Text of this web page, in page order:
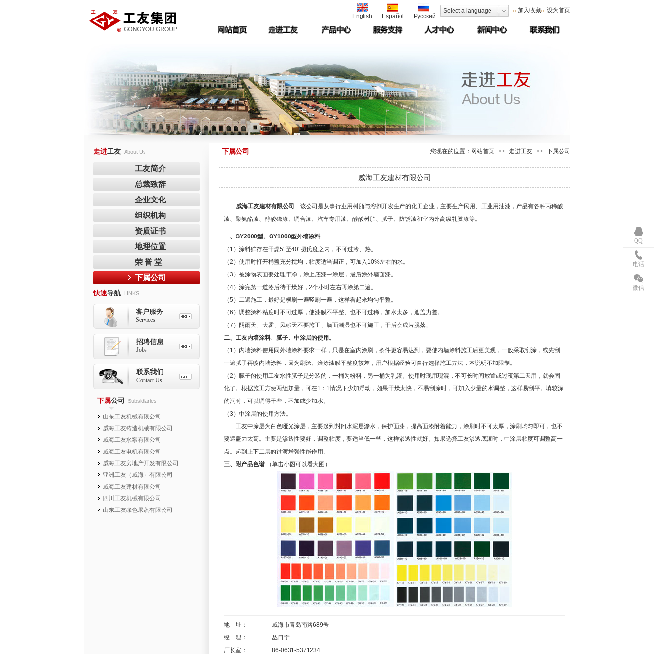
English Español Русский
Select a language 加入收藏 设为首页
走进工友 About Us
工友简介
总裁致辞
企业文化
组织机构
资质证书
地理位置
荣 誉 堂
下属公司
快速导航 LINKS
客户服务
Services
招聘信息
Jobs
联系我们
Contact Us
下属公司 Subsidiaries
山东工友机械有限公司
威海工友铸造机械有限公司
威海工友水泵有限公司
威海工友电机有限公司
威海工友房地产开发有限公司
亚洲工友（威海）有限公司
威海工友建材有限公司
四川工友机械有限公司
山东工友绿色果蔬有限公司
下属公司 您现在的位置： 网站首页 >> 走进工友 >> 下属公司
威海工友建材有限公司
威海工友建材有限公司
该公司是从事行业用树脂与溶剂开发生产的化工企业，主要生产民用、工业用油漆，产品有各种丙稀酸
漆、聚氨酯漆、醇酸磁漆、调合漆、汽车专用漆、醇酸树脂、腻子、防锈漆和室内外高级乳胶漆等。
一、 GY2000型、GY1000型外墙涂料
（1）涂料贮存在干燥5°至40°摄氏度之内，不可过冷、热。
（2）使用时打开桶盖充分搅均，粘度适当调正，可加入10%左右的水。
（3）被涂物表面要处理干净，涂上底漆中涂层，最后涂外墙面漆。
（4）涂完第一道漆后待干燥好，2个小时左右再涂第二遍。
（5）二遍施工，最好是横刷一遍竖刷一遍，这样看起来均匀平整。
（6）调整涂料粘度时不可过厚，使漆膜不平整。也不可过稀，加水太多，遮盖力差。
（7）阴雨天、大雾、风砂天不要施工、墙面潮湿也不可施工，干后会成片脱落。
二、工友内墙涂料、腻子、中涂层的使用。
（1）内墙涂料使用同外墙涂料要求一样，只是在室内涂刷，条件更容易达到，要使内墙涂料施工后更美观，一般采取刮涂，或先刮
一遍腻子再喷内墙涂料，因为刷涂、滚涂漆膜平整度较差，用户根据经验可自行选择施工方法，本说明不加限制。
（2）腻子的使用工友水性腻子是分装的，一桶为粉料，另一桶为乳液。使用时现用现混，不可长时间放置或过夜第二天用，就会固
化了。根据施工方便两组加量，可在1：1情况下少加浮动，如果干燥太快，不易刮涂时，可加入少量的水调整，这样易刮平。填较深
的洞时，可以调得干些，不加或少加水。
（3）中涂层的使用方法。
工友中涂层为白色哑光涂层，主要起到封闭水泥层渗水，保护面漆，提高面漆附着能力，涂刷时不可太厚，涂刷均匀即可，也不
要遮盖力太高。主要是渗透性要好，调整粘度，要适当低一些，这样渗透性就好。如果选择工友渗透底漆时，中涂层粘度可调整高一
点。起到上下二层的过渡增强性能作用。
三、附产品色谱 （单击小图可以看大图 ）
地 址：
威海市青岛南路689号
经 理：
丛日宁
厂长室：
86-0631-5371234
QQ
电话
微信